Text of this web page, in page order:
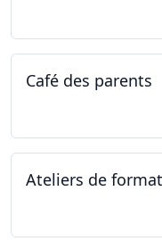
Café des parents
Ateliers de